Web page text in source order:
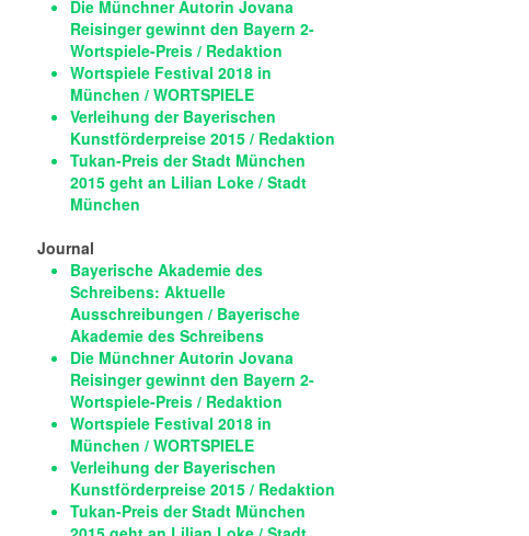
Die Münchner Autorin Jovana
Reisinger gewinnt den Bayern 2-
Wortspiele-Preis / Redaktion
Wortspiele Festival 2018 in
München / WORTSPIELE
Verleihung der Bayerischen
Kunstförderpreise 2015 / Redaktion
Tukan-Preis der Stadt München
2015 geht an Lilian Loke / Stadt
München
Journal
Bayerische Akademie des
Schreibens: Aktuelle
Ausschreibungen / Bayerische
Akademie des Schreibens
Die Münchner Autorin Jovana
Reisinger gewinnt den Bayern 2-
Wortspiele-Preis / Redaktion
Wortspiele Festival 2018 in
München / WORTSPIELE
Verleihung der Bayerischen
Kunstförderpreise 2015 / Redaktion
Tukan-Preis der Stadt München